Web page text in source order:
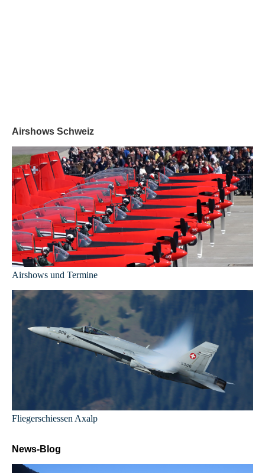
Airshows Schweiz
Airshows und Termine
Fliegerschiessen Axalp
News-Blog